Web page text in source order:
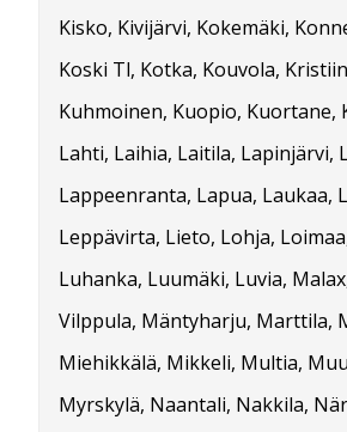
Kisko, Kivijärvi, Kokemäki,
Koski Tl, Kotka, Kouvola,
Kuhmoinen, Kuopio, Kuortane,
Lahti, Laihia, Laitila, Lapinjärvi,
Lappeenranta, Lapua, Laukaa,
Leppävirta, Lieto, Lohja,
Luhanka, Luumäki, Luvia,
Vilppula, Mäntyharju, Marttila,
Miehikkälä, Mikkeli, Multia,
Myrskylä, Naantali, Nakkila,